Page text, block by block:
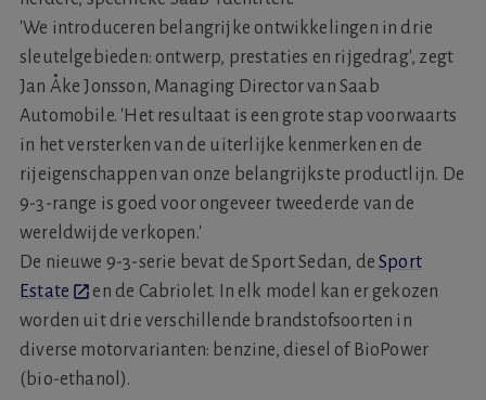
'We introduceren belangrijke ontwikkelingen in drie
sleutelgebieden: ontwerp, prestaties en rijgedrag', zegt
Jan Åke Jonsson, Managing Director van Saab
Automobile. 'Het resultaat is een grote stap voorwaarts
in het versterken van de uiterlijke kenmerken en de
rijeigenschappen van onze belangrijkste productlijn. De
9-3-range is goed voor ongeveer tweederde van de
wereldwijde verkopen.'
De nieuwe 9-3-serie bevat de Sport Sedan, deSport
Estate
en de Cabriolet. In elk model kan er gekozen
worden uit drie verschillende brandstofsoorten in
diverse motorvarianten: benzine, diesel of BioPower
(bio-ethanol).